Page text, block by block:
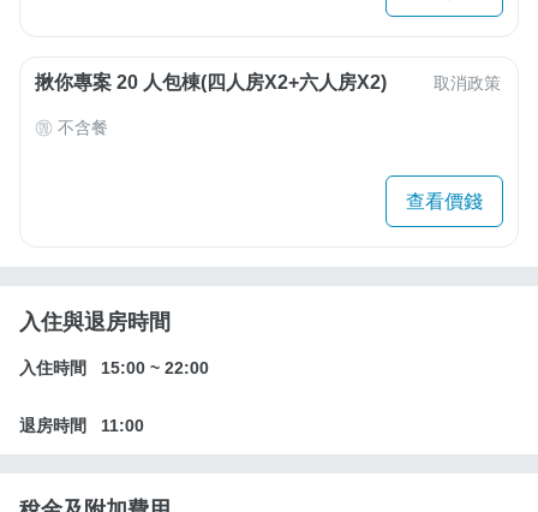
揪你專案 20 人包棟(四人房X2+六人房X2) 取消政策
不含餐
查看價錢
入住與退房時間
入住時間 15:00 ~ 22:00
退房時間 11:00